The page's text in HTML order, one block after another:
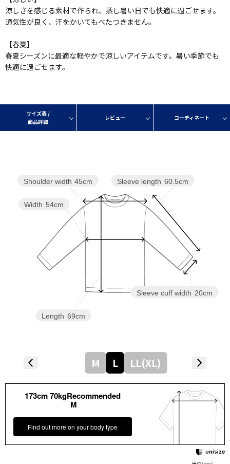
涼しさを感じる素材で作られ、蒸し暑い日でも快適に過ごせます。
通気性が良く、汗をかいてもべたつきません。
【春夏】
春夏シーズンに最適な軽やかで涼しいアイテムです。暑い季節でも
快適に過ごせます。
サイズ表 /
商品詳細
レビュー コーディネート
Sleeve cuff width 20cm
Sleeve length 60.5cm
Length 69cm
Width 54cm
Shoulder width 45cm
M L LL(XL)
173cm 70kgRecommended
M
Find out more on your body type